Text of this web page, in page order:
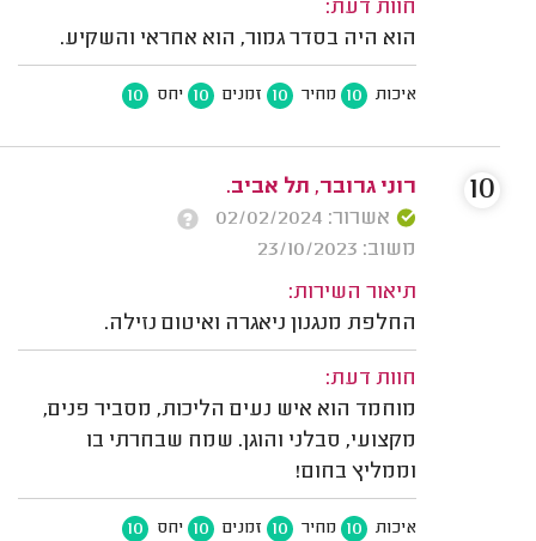
חוות דעת:
הוא היה בסדר גמור, הוא אחראי והשקיע.
איכות 10 מחיר 10 זמנים 10 יחס 10
רוני גרובר, תל אביב.
אשרור: 02/02/2024
משוב: 23/10/2023
תיאור השירות:
החלפת מנגנון ניאגרה ואיטום נזילה.
חוות דעת:
מוחמד הוא איש נעים הליכות, מסביר פנים,
מקצועי, סבלני והוגן. שמח שבחרתי בו
וממליץ בחום!
איכות 10 מחיר 10 זמנים 10 יחס 10
10